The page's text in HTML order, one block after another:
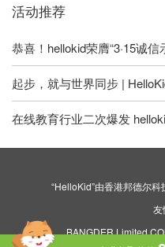
活动推荐
恭喜！hellokid荣膺“3·15诚信
起步，就与世界同步 |
在线教育行业二次爆发
“HelloKid”由香港邦德尔
友
BANGDER Limited